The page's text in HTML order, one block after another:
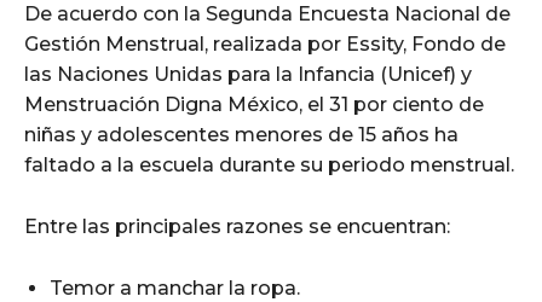
De acuerdo con la Segunda Encuesta Nacional de
Gestión Menstrual, realizada por Essity, Fondo de
las Naciones Unidas para la Infancia (Unicef) y
Menstruación Digna México, el 31 por ciento de
niñas y adolescentes menores de 15 años ha
faltado a la escuela durante su periodo menstrual.
Entre las principales razones se encuentran:
Temor a manchar la ropa.